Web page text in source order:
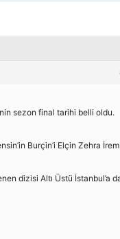
sezon final tarihi belli oldu.
Burçin’i Elçin Zehra
dizisi Altı Üstü İstanbul’a